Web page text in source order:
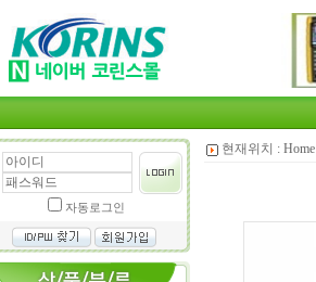
자동로그인
현재위치 : Home